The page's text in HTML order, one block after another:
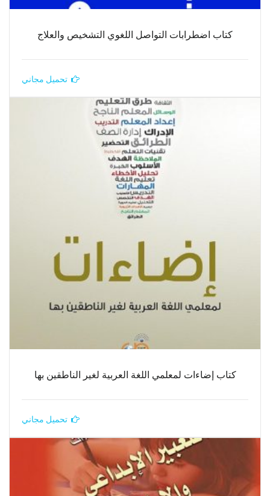
كتاب اضطرابات التواصل اللغوي التشخيص والعلاج
تحميل مجاني
كتاب إضاءات لمعلمي اللغة العربية لغير الناطقين بها
تحميل مجاني